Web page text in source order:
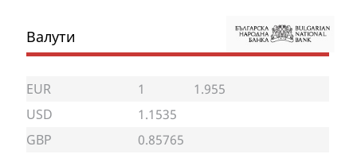
Валути
EUR 1
1.955
USD
1.1535
GBP
0.85765